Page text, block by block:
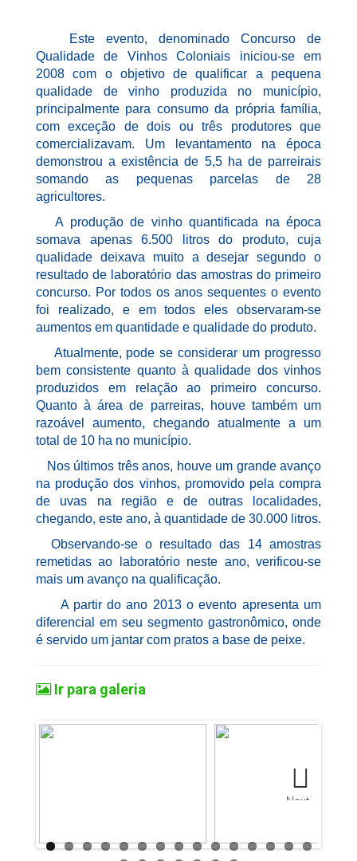
Este evento, denominado Concurso de
Qualidade de Vinhos Coloniais iniciou-se em
2008 com o objetivo de qualificar a pequena
qualidade de vinho produzida no município,
principalmente para consumo da própria família,
com exceção de dois ou três produtores que
comercializavam.
Um levantamento na época
demonstrou a existência de 5,5 ha de parreirais
somando as pequenas parcelas de 28
agricultores.
A produção de vinho quantificada na época
somava apenas 6.500 litros do produto, cuja
qualidade deixava muito a desejar segundo o
resultado de laboratório das amostras do primeiro
concurso. Por todos os anos sequentes o evento
foi realizado, e em todos eles observaram-se
aumentos em quantidade e qualidade do produto.
Atualmente, pode se considerar um progresso
bem consistente quanto à qualidade dos vinhos
produzidos em relação ao primeiro concurso.
Quanto à área de parreiras, houve também um
razoável aumento, chegando atualmente a um
total de 10 ha no município.
Nos últimos três anos, houve um grande avanço
na produção dos vinhos, promovido pela compra
de uvas na região e de outras localidades,
chegando, este ano, à quantidade de 30.000 litros.
Observando-se o resultado das 14 amostras
remetidas ao laboratório neste ano, verificou-se
mais um avanço na qualificação.
A partir do ano 2013 o evento apresenta um
diferencial em seu segmento gastronômico, onde
é servido um jantar com pratos a base de peixe.
Ir para galeria
Next